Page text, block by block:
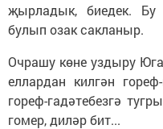
җырладык, биедек. Бу
булып озак сакланыр.
Очрашу көне уздыру
еллардан килгән
гореф-гадәтебезгә
гомер, диләр бит...